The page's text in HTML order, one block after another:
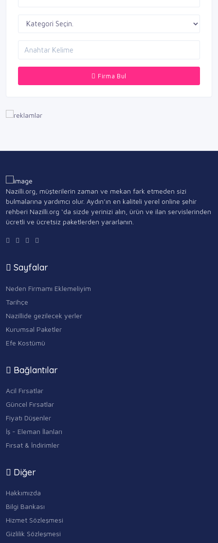
Firma Bul
Nazilli.org, müşterilerin zaman ve mekan fark etmeden sizi
bulmalarına yardımcı olur. Aydın’ın en kaliteli yerel online şehir
rehberi Nazilli.org ‘da sizde yerinizi alın, ürün ve ilan servislerinden
ücretli ve ücretsiz paketlerden yararlanın.
Sayfalar
Neden Firmamı Eklemeliyim
Tarihçe
Nazillide gezilecek yerler
Kurumsal Paketler
Efe Kostümü
Bağlantılar
Acil Fırsatlar
Güncel Fırsatlar
Fiyatı Düşenler
İş - Eleman İlanları
Fırsat & İndirimler
Diğer
Hakkımızda
Bilgi Bankası
Hizmet Sözleşmesi
Gizlilik Sözleşmesi